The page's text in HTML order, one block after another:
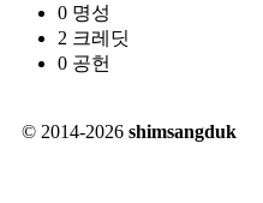
0 명성
2 크레딧
0 공헌
© 2014-2026 shimsangduk